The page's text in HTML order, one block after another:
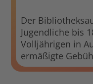
Der
Jugendliche bis
Volljährigen in
ermäßigte